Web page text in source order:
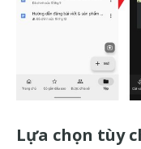
Lựa chọn tùy